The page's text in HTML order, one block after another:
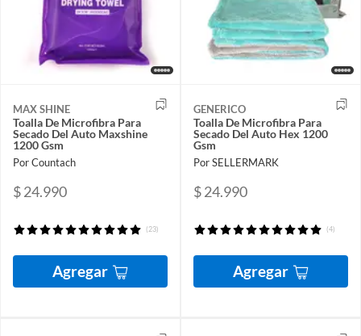
MAX SHINE
Toalla De Microfibra Para
Secado Del Auto Maxshine
1200 Gsm
Por Countach
$ 24.990
(23)
Agregar
GENERICO
Toalla De Microfibra Para
Secado Del Auto Hex 1200
Gsm
Por SELLERMARK
$ 24.990
(4)
Agregar